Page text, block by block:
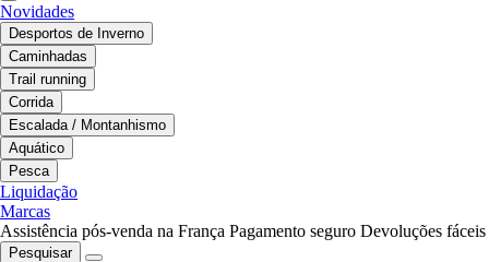
Novidades
Desportos de Inverno
Caminhadas
Trail running
Corrida
Escalada / Montanhismo
Aquático
Pesca
Liquidação
Marcas
Assistência pós-venda na França Pagamento seguro Devoluções fáceis
Pesquisar